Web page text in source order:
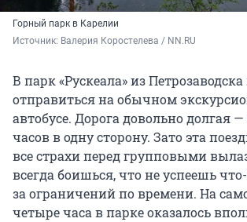
Горный парк в Карелии
Источник: Валерия Коростелева / NN.RU
В парк «Рускеала» из
отправиться на обычном
автобусе. Дорога довольно долгая
часов в одну сторону. Зато эта
все страхи перед групповыми
всегда боишься, что не успеешь
за ограничений по времени. На
четыре часа в парке оказалось